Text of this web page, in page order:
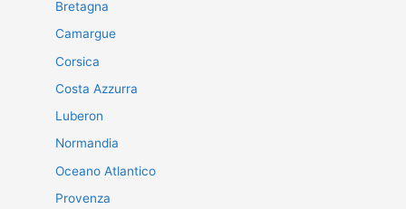
Bretagna
Camargue
Corsica
Costa Azzurra
Luberon
Normandia
Oceano Atlantico
Provenza